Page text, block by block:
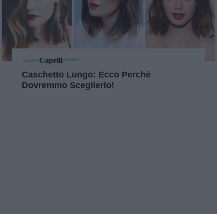
Capelli
Caschetto Lungo: Ecco Perché
Dovremmo Sceglierlo!